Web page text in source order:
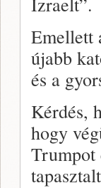
Emellett
újabb
és a
Kérdés,
hogy
Trumpot